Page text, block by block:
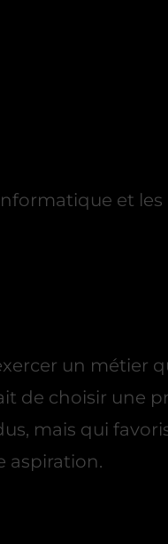
et les
un métier
de choisir une
mais qui
aspiration.